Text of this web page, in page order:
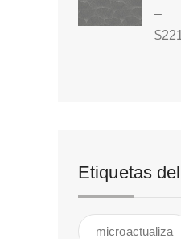
–
$
Etiquetas
microactualiza